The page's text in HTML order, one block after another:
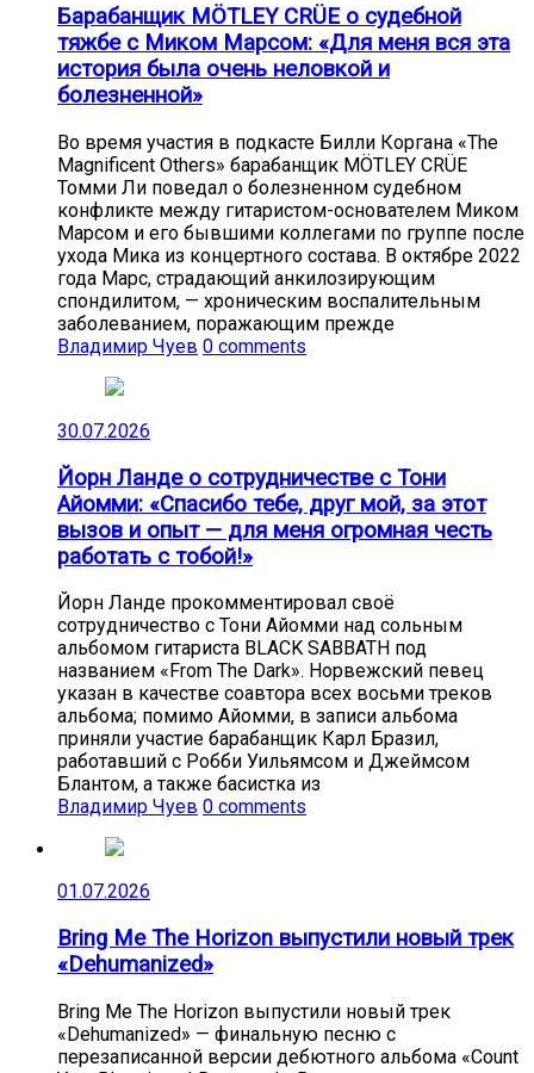
Барабанщик MÖTLEY CRÜE о судебной
тяжбе с Миком Марсом: «Для меня вся эта
история была очень неловкой и
болезненной»
Во время участия в подкасте Билли Коргана «The
Magnificent Others» барабанщик MÖTLEY CRÜE
Томми Ли поведал о болезненном судебном
конфликте между гитаристом-основателем Миком
Марсом и его бывшими коллегами по группе после
ухода Мика из концертного состава. В октябре 2022
года Марс, страдающий анкилозирующим
спондилитом, — хроническим воспалительным
заболеванием, поражающим прежде
Владимир Чуев 0 comments
30.07.2026
Йорн Ланде о сотрудничестве с Тони
Айомми: «Спасибо тебе, друг мой, за этот
вызов и опыт — для меня огромная честь
работать с тобой!»
Йорн Ланде прокомментировал своё
сотрудничество с Тони Айомми над сольным
альбомом гитариста BLACK SABBATH под
названием «From The Dark». Норвежский певец
указан в качестве соавтора всех восьми треков
альбома; помимо Айомми, в записи альбома
приняли участие барабанщик Карл Бразил,
работавший с Робби Уильямсом и Джеймсом
Блантом, а также басистка из
Владимир Чуев 0 comments
01.07.2026
Bring Me The Horizon выпустили новый трек
«Dehumanized»
Bring Me The Horizon выпустили новый трек
«Dehumanized» — финальную песню с
перезаписанной версии дебютного альбома «Count